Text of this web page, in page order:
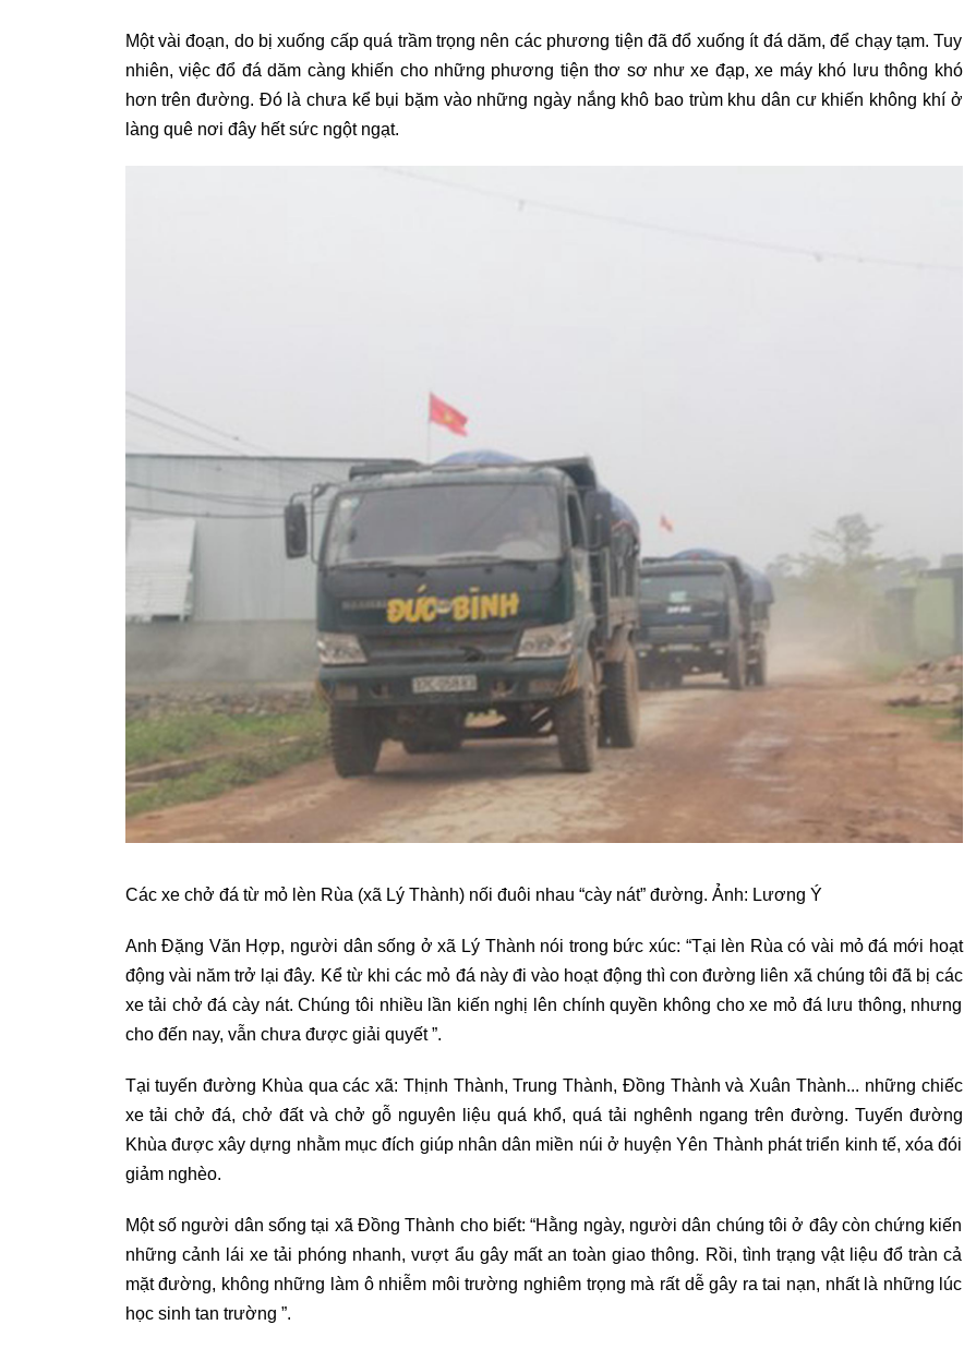
Một vài đoạn, do bị xuống cấp quá trầm trọng nên các phương tiện đã đổ xuống ít đá dăm, để chạy tạm. Tuy
nhiên, việc đổ đá dăm càng khiến cho những phương tiện thơ sơ như xe đạp, xe máy khó lưu thông khó
hơn trên đường. Đó là chưa kể bụi bặm vào những ngày nắng khô bao trùm khu dân cư khiến không khí ở
làng quê nơi đây hết sức ngột ngạt.
Các xe chở đá từ mỏ lèn Rùa (xã Lý Thành) nối đuôi nhau “cày nát” đường. Ảnh: Lương Ý
Anh Đặng Văn Hợp, người dân sống ở xã Lý Thành nói trong bức xúc: “Tại lèn Rùa có vài mỏ đá mới hoạt
động vài năm trở lại đây. Kể từ khi các mỏ đá này đi vào hoạt động thì con đường liên xã chúng tôi đã bị các
xe tải chở đá cày nát. Chúng tôi nhiều lần kiến nghị lên chính quyền không cho xe mỏ đá lưu thông, nhưng
cho đến nay, vẫn chưa được giải quyết ”.
Tại tuyến đường Khùa qua các xã: Thịnh Thành, Trung Thành, Đồng Thành và Xuân Thành... những chiếc
xe tải chở đá, chở đất và chở gỗ nguyên liệu quá khổ, quá tải nghênh ngang trên đường. Tuyến đường
Khùa được xây dựng nhằm mục đích giúp nhân dân miền núi ở huyện Yên Thành phát triển kinh tế, xóa đói
giảm nghèo.
Một số người dân sống tại xã Đồng Thành cho biết: “Hằng ngày, người dân chúng tôi ở đây còn chứng kiến
những cảnh lái xe tải phóng nhanh, vượt ẩu gây mất an toàn giao thông. Rồi, tình trạng vật liệu đổ tràn cả
mặt đường, không những làm ô nhiễm môi trường nghiêm trọng mà rất dễ gây ra tai nạn, nhất là những lúc
học sinh tan trường ”.